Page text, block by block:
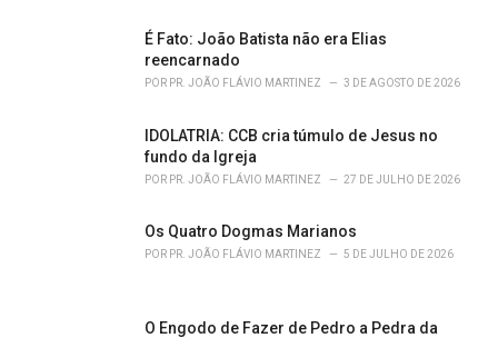
É Fato: João Batista não era Elias
reencarnado
POR PR. JOÃO FLÁVIO MARTINEZ 3 DE AGOSTO DE 2026
IDOLATRIA: CCB cria túmulo de Jesus no
fundo da Igreja
POR PR. JOÃO FLÁVIO MARTINEZ 27 DE JULHO DE 2026
Os Quatro Dogmas Marianos
POR PR. JOÃO FLÁVIO MARTINEZ 5 DE JULHO DE 2026
O Engodo de Fazer de Pedro a Pedra da